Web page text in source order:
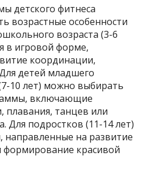
детского фитнеса
возрастные особенности
возраста (3-6
в игровой форме,
координации,
детей младшего
10 лет) можно выбирать
включающие
плавания, танцев или
Для подростков (11-14 лет)
на развитие
формирование красивой